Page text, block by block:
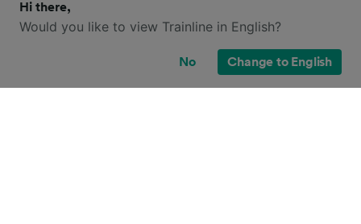
Hi there,
Would you like to view Trainline in English?
No Change to English